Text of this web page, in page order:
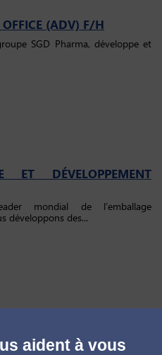
(ADV) F/H
SGD Pharma, développe et
ET DÉVELOPPEMENT
mondial de l’emballage
développons des...
H/F
aident à vous